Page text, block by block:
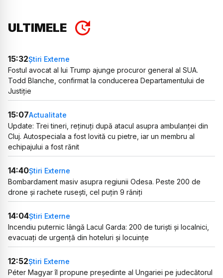
ULTIMELE
15:32Știri Externe
Fostul avocat al lui Trump ajunge procuror general al SUA.
Todd Blanche, confirmat la conducerea Departamentului de
Justiție
15:07Actualitate
Update: Trei tineri, reținuți după atacul asupra ambulanței din
Cluj. Autospeciala a fost lovită cu pietre, iar un membru al
echipajului a fost rănit
14:40Știri Externe
Bombardament masiv asupra regiunii Odesa. Peste 200 de
drone și rachete rusești, cel puțin 9 răniți
14:04Știri Externe
Incendiu puternic lângă Lacul Garda: 200 de turiști și localnici,
evacuați de urgență din hoteluri și locuințe
12:52Știri Externe
Péter Magyar îl propune președinte al Ungariei pe judecătorul